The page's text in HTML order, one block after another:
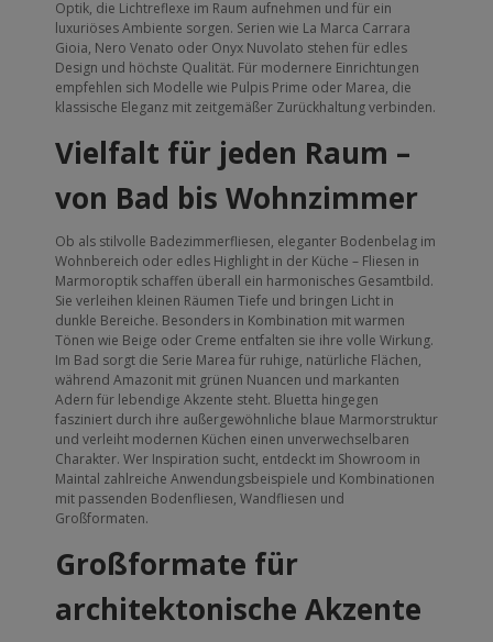
Optik, die Lichtreflexe im Raum aufnehmen und für ein
luxuriöses Ambiente sorgen. Serien wie La Marca Carrara
Gioia, Nero Venato oder Onyx Nuvolato stehen für edles
Design und höchste Qualität. Für modernere Einrichtungen
empfehlen sich Modelle wie Pulpis Prime oder Marea, die
klassische Eleganz mit zeitgemäßer Zurückhaltung verbinden.
Vielfalt für jeden Raum –
von Bad bis Wohnzimmer
Ob als stilvolle Badezimmerfliesen, eleganter Bodenbelag im
Wohnbereich oder edles Highlight in der Küche – Fliesen in
Marmoroptik schaffen überall ein harmonisches Gesamtbild.
Sie verleihen kleinen Räumen Tiefe und bringen Licht in
dunkle Bereiche. Besonders in Kombination mit warmen
Tönen wie Beige oder Creme entfalten sie ihre volle Wirkung.
Im Bad sorgt die Serie Marea für ruhige, natürliche Flächen,
während Amazonit mit grünen Nuancen und markanten
Adern für lebendige Akzente steht. Bluetta hingegen
fasziniert durch ihre außergewöhnliche blaue Marmorstruktur
und verleiht modernen Küchen einen unverwechselbaren
Charakter. Wer Inspiration sucht, entdeckt im Showroom in
Maintal zahlreiche Anwendungsbeispiele und Kombinationen
mit passenden Bodenfliesen, Wandfliesen und
Großformaten.
Großformate für
architektonische Akzente